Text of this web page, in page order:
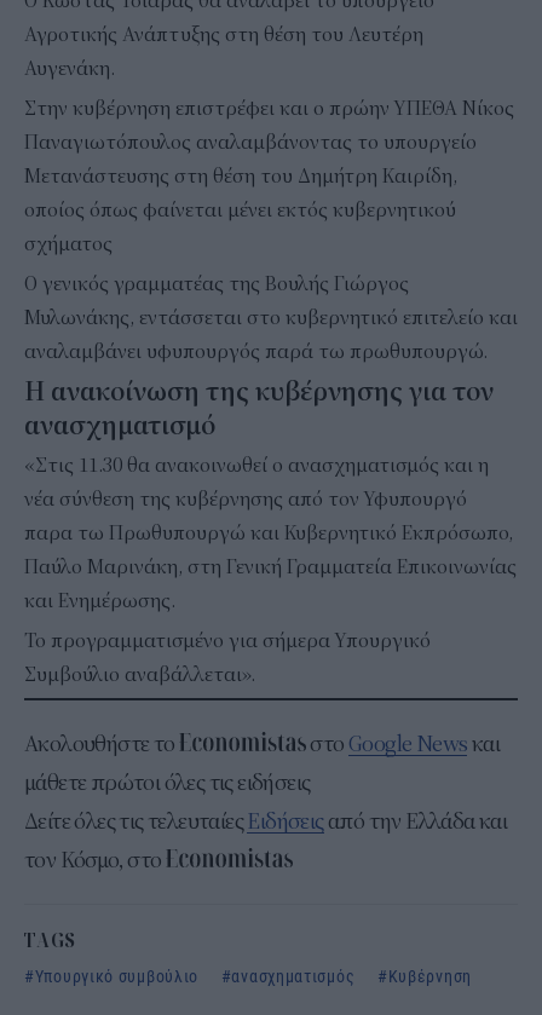
Αγροτικής Ανάπτυξης στη θέση του Λευτέρη
Αυγενάκη.
Στην κυβέρνηση επιστρέφει και ο πρώην ΥΠΕΘΑ Νίκος
Παναγιωτόπουλος αναλαμβάνοντας το υπουργείο
Μετανάστευσης στη θέση του Δημήτρη Καιρίδη,
οποίος όπως φαίνεται μένει εκτός κυβερνητικού
σχήματος
Ο γενικός γραμματέας της Βουλής Γιώργος
Μυλωνάκης, εντάσσεται στο κυβερνητικό επιτελείο και
αναλαμβάνει υφυπουργός παρά τω πρωθυπουργώ.
Η ανακοίνωση της κυβέρνησης για τον
ανασχηματισμό
«Στις 11.30 θα ανακοινωθεί ο ανασχηματισμός και η
νέα σύνθεση της κυβέρνησης από τον Υφυπουργό
παρα τω Πρωθυπουργώ και Κυβερνητικό Εκπρόσωπο,
Παύλο Μαρινάκη, στη Γενική Γραμματεία Επικοινωνίας
και Ενημέρωσης.
Το προγραμματισμένο για σήμερα Υπουργικό
Συμβούλιο αναβάλλεται».
Ακολουθήστε το στο Google Newsκαι
μάθετε πρώτοι όλες τις ειδήσεις
Δείτε όλες τις τελευταίεςΕιδήσειςαπό την Ελλάδα και
τον Κόσμο, στο
TAGS
Υπουργικό συμβούλιο
ανασχηματισμός Κυβέρνηση